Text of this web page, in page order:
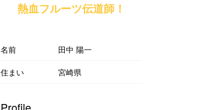
熱血フルーツ伝道師！
名前
田中 陽一
住まい
宮崎県